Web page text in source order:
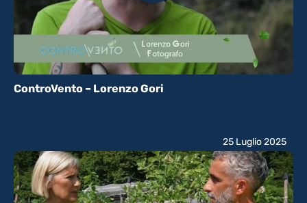
ControVento – Lorenzo Gori
25 Luglio 2025